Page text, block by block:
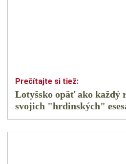
Lotyšsko opäť ako každý
svojich "hrdinských"